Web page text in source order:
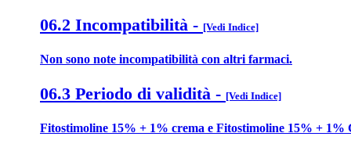
06.2 Incompatibilità - [Vedi Indice]
Non sono note incompatibilità con altri farmaci.
06.3 Periodo di validità - [Vedi Indice]
Fitostimoline 15% + 1% crema e Fitostimoline 15% + 1%